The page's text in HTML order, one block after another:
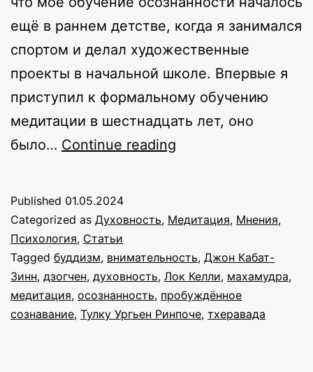
ещё в раннем детстве, когда я занимался
спортом и делал художественные
проекты в начальной школе. Впервые я
приступил к формальному обучению
медитации в шестнадцать лет, оно
было… Continue reading
безусильную
Published 01.05.2024
Categorized as Духовность, Медитация, Мнения,
Психология, Статьи
Tagged буддизм, внимательность, Джон Кабат-
Зинн, дзогчен, духовность, Лок Келли, махамудра,
медитация, осознанность, пробуждённое
сознавание, Тулку Ургьен Ринпоче, тхеравада